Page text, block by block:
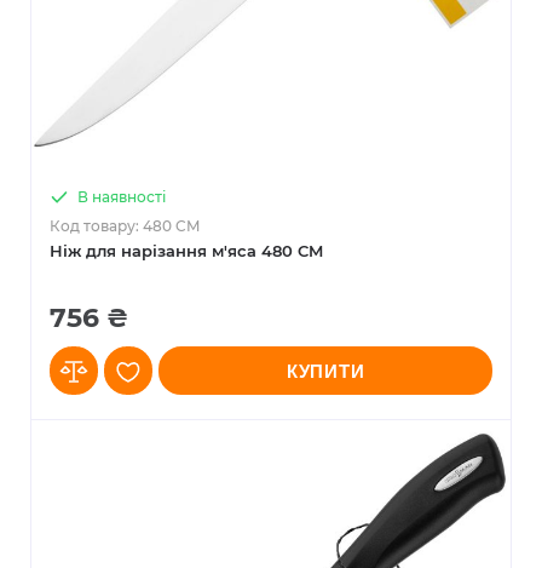
Ніж для нарізання м'яса 480 CM
В наявності
Код товару: 480 CM
756 ₴
КУПИТИ